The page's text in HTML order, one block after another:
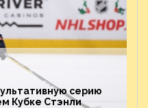
серию
Кубке Стэнли